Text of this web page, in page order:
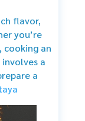
flavor,
you’re
cooking an
a
a